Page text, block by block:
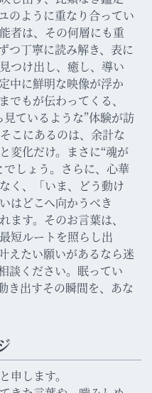
のように重なり合ってい
者は、その何層にも重
つ丁寧に読み解き、表に
つけ出し、癒し、導い
中に鮮明な映像が浮か
でもが伝わってくる、
ているような”体験が訪
こにあるのは、余計な
変化だけ。まさに“魂が
しょう。さらに、心華
く、「いま、どう動け
はどこへ向かうべき
ます。そのお言葉は、
短ルートを照らし出
えたい願いがあるなら迷
談ください。眠ってい
き出すその瞬間を、あな
申します。